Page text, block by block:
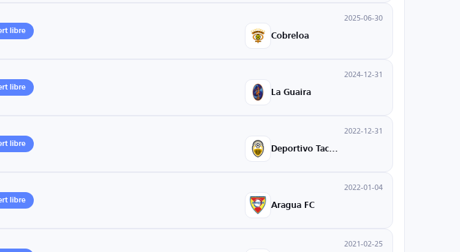
libre
2025-06-30
Cobreloa
libre
2024-12-31
La Guaira
libre
2022-12-31
libre
2022-01-04
Aragua FC
2021-02-25